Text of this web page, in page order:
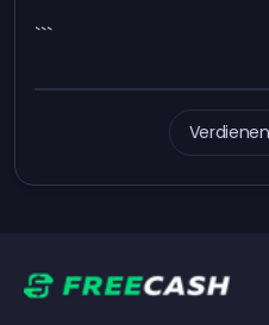
```
Verdienen